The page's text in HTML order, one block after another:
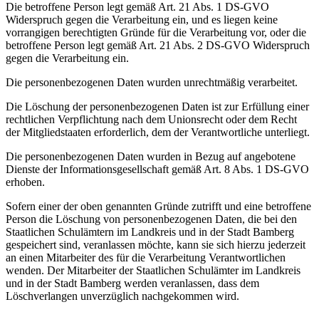
Die betroffene Person legt gemäß Art. 21 Abs. 1 DS-GVO
Widerspruch gegen die Verarbeitung ein, und es liegen keine
vorrangigen berechtigten Gründe für die Verarbeitung vor, oder die
betroffene Person legt gemäß Art. 21 Abs. 2 DS-GVO Widerspruch
gegen die Verarbeitung ein.
Die personenbezogenen Daten wurden unrechtmäßig verarbeitet.
Die Löschung der personenbezogenen Daten ist zur Erfüllung einer
rechtlichen Verpflichtung nach dem Unionsrecht oder dem Recht
der Mitgliedstaaten erforderlich, dem der Verantwortliche unterliegt.
Die personenbezogenen Daten wurden in Bezug auf angebotene
Dienste der Informationsgesellschaft gemäß Art. 8 Abs. 1 DS-GVO
erhoben.
Sofern einer der oben genannten Gründe zutrifft und eine betroffene
Person die Löschung von personenbezogenen Daten, die bei den
Staatlichen Schulämtern im Landkreis und in der Stadt Bamberg
gespeichert sind, veranlassen möchte, kann sie sich hierzu jederzeit
an einen Mitarbeiter des für die Verarbeitung Verantwortlichen
wenden. Der Mitarbeiter der Staatlichen Schulämter im Landkreis
und in der Stadt Bamberg werden veranlassen, dass dem
Löschverlangen unverzüglich nachgekommen wird.